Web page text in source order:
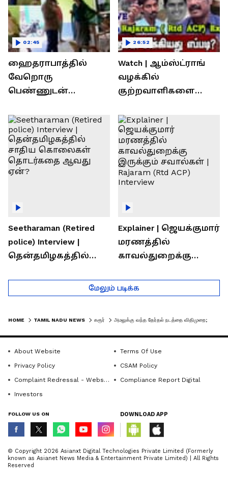
ஹைதராபாத்தில்
வேறொரு
பெண்ணுடன்
தலைவரை மடக்கி
பிடித்த மனைவி
02:45
Watch | ஆம்ஸ்ட்ராங்
வழக்கில்
குற்றவாளிகளை
காவல்துறை? / Rajaram
Rtd ACP Interview
26:52
Seetharaman (Retired
police) Interview |
தென்தமிழகத்தில்
தொடர்கதை ஆவது
ஏன்?
Explainer | ஜெயக்குமார்
மரணத்தில்
காவல்துறைக்கு
Rajaram (Rtd ACP)
Interview
மேலும் படிக்க
HOME TAMIL NADU NEWS கரூர்
About Website
Terms Of Use
Privacy Policy
CSAM Policy
Complaint Redressal - Website
Compliance Report Digital
Investors
FOLLOW US ON DOWNLOAD APP
© Copyright 2026 Asianxt Digital Technologies Private Limited (Formerly
known as Asianet News Media & Entertainment Private Limited) | All Rights
Reserved